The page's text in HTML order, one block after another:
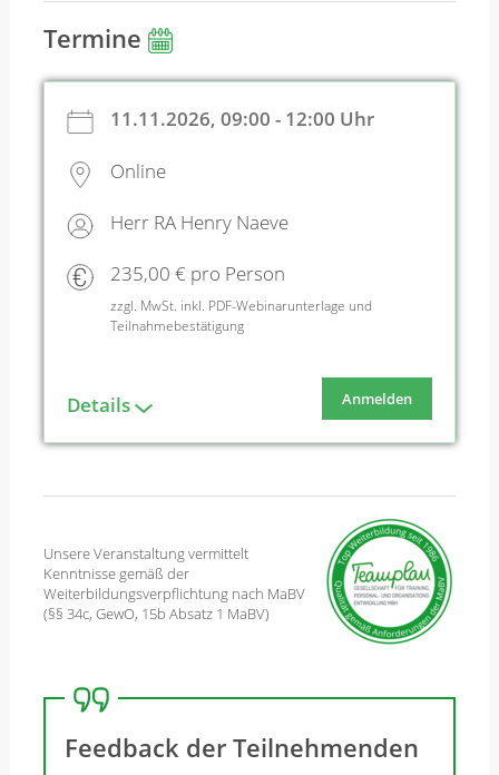
Termine
11.11.2026, 09:00 - 12:00 Uhr
Online
Herr RA Henry Naeve
235,00 € pro Person
zzgl. MwSt. inkl. PDF-Webinarunterlage und
Teilnahmebestätigung
Details Anmelden
Unsere Veranstaltung vermittelt
Kenntnisse gemäß der
Weiterbildungsverpflichtung nach MaBV
(§§ 34c, GewO, 15b Absatz 1 MaBV)
Feedback der Teilnehmenden